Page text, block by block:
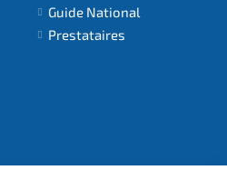
Guide National
Prestataires